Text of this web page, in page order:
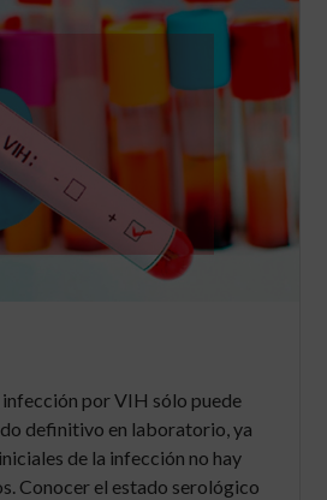
por VIH sólo puede
definitivo en laboratorio, ya
de la infección no hay
Conocer el estado serológico